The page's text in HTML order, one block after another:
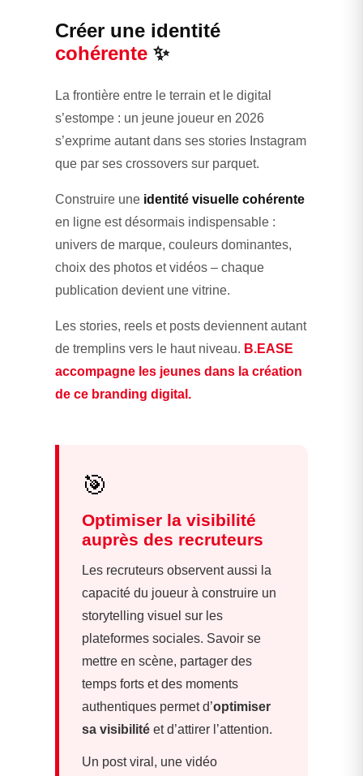
Créer une identité
cohérente ✨
La frontière entre le terrain et le digital
s’estompe : un jeune joueur en 2026
s’exprime autant dans ses stories Instagram
que par ses crossovers sur parquet.
Construire une identité visuelle cohérente
en ligne est désormais indispensable :
univers de marque, couleurs dominantes,
choix des photos et vidéos – chaque
publication devient une vitrine.
Les stories, reels et posts deviennent autant
de tremplins vers le haut niveau. B.EASE
accompagne les jeunes dans la création
de ce branding digital.
🎯
Optimiser la visibilité
auprès des recruteurs
Les recruteurs observent aussi la
capacité du joueur à construire un
storytelling visuel sur les
plateformes sociales. Savoir se
mettre en scène, partager des
temps forts et des moments
authentiques permet d’optimiser
sa visibilité et d’attirer l’attention.
Un post viral, une vidéo